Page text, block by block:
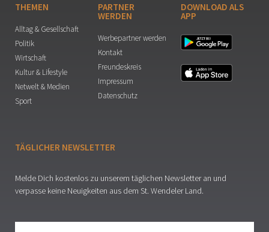
THEMEN
Alltag & Gesellschaft
Politik
Wirtschaft
Kultur & Lifestyle
Netwelt & Medien
Sport
PARTNER
WERDEN
Werbepartner werden
Kontakt
Freundeskreis
Impressum
Datenschutz
DOWNLOAD ALS
APP
TÄGLICHER NEWSLETTER
Melde Dich kostenlos zu unserem täglichen Newsletter an und
verpasse keine Neuigkeiten aus dem St. Wendeler Land.